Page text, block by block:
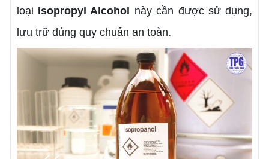
loại Isopropyl Alcohol
này cần được sử dụng,
lưu trữ đúng quy chuẩn an toàn.